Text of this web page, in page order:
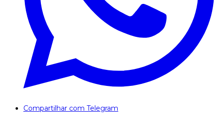
Compartilhar com Telegram